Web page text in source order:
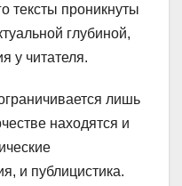
тексты проникнуты
глубиной,
у читателя.
лишь
находятся и
и публицистика.